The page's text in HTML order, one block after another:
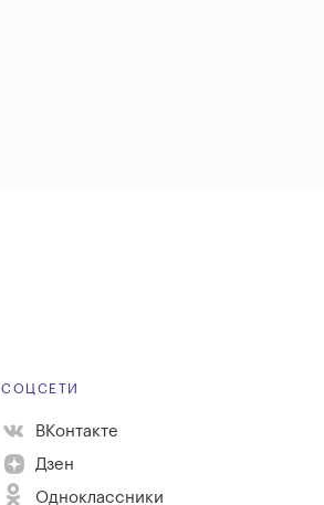
СОЦСЕТИ
ВКонтакте
Дзен
Одноклассники